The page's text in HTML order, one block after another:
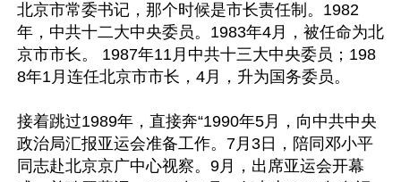
北京市常委书记，那个时候是市长责任制。1982
年，中共十二大中央委员。1983年4月，被任命为北
京市市长。 1987年11月中共十三大中央委员；198
8年1月连任北京市市长，4月，升为国务委员。
接着跳过1989年，直接奔“1990年5月，向中共中央
政治局汇报亚运会准备工作。7月3日，陪同邓小平
同志赴北京京广中心视察。9月，出席亚运会开幕